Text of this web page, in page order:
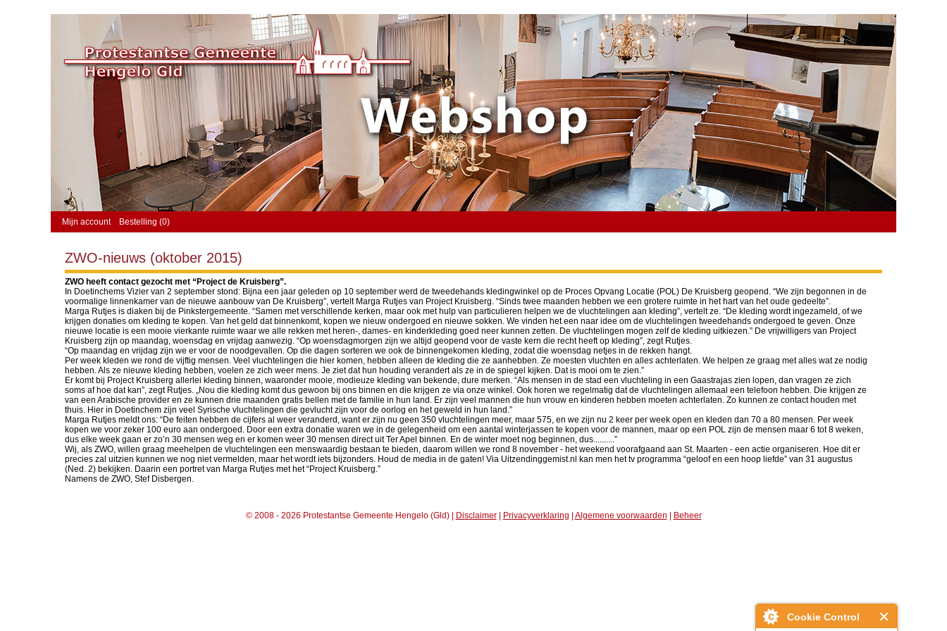
Cookie Control
Mijn account Bestelling (0)
ZWO-nieuws (oktober 2015)
ZWO heeft contact gezocht met “Project de Kruisberg”.
In Doetinchems Vizier van 2 september stond: Bijna een jaar geleden op 10 september werd de tweedehands kledingwinkel op de Proces Opvang Locatie (POL) De Kruisberg geopend. “We zijn begonnen in de
voormalige linnenkamer van de nieuwe aanbouw van De Kruisberg”, vertelt Marga Rutjes van Project Kruisberg. “Sinds twee maanden hebben we een grotere ruimte in het hart van het oude gedeelte”.
Marga Rutjes is diaken bij de Pinkstergemeente. “Samen met verschillende kerken, maar ook met hulp van particulieren helpen we de vluchtelingen aan kleding”, vertelt ze. “De kleding wordt ingezameld, of we
krijgen donaties om kleding te kopen. Van het geld dat binnenkomt, kopen we nieuw ondergoed en nieuwe sokken. We vinden het een naar idee om de vluchtelingen tweedehands ondergoed te geven. Onze
nieuwe locatie is een mooie vierkante ruimte waar we alle rekken met heren-, dames- en kinderkleding goed neer kunnen zetten. De vluchtelingen mogen zelf de kleding uitkiezen.” De vrijwilligers van Project
Kruisberg zijn op maandag, woensdag en vrijdag aanwezig. “Op woensdagmorgen zijn we altijd geopend voor de vaste kern die recht heeft op kleding”, zegt Rutjes.
“Op maandag en vrijdag zijn we er voor de noodgevallen. Op die dagen sorteren we ook de binnengekomen kleding, zodat die woensdag netjes in de rekken hangt.
Per week kleden we rond de vijftig mensen. Veel vluchtelingen die hier komen, hebben alleen de kleding die ze aanhebben. Ze moesten vluchten en alles achterlaten. We helpen ze graag met alles wat ze nodig
hebben. Als ze nieuwe kleding hebben, voelen ze zich weer mens. Je ziet dat hun houding verandert als ze in de spiegel kijken. Dat is mooi om te zien.”
Er komt bij Project Kruisberg allerlei kleding binnen, waaronder mooie, modieuze kleding van bekende, dure merken. “Als mensen in de stad een vluchteling in een Gaastrajas zien lopen, dan vragen ze zich
soms af hoe dat kan”, zegt Rutjes. „Nou die kleding komt dus gewoon bij ons binnen en die krijgen ze via onze winkel. Ook horen we regelmatig dat de vluchtelingen allemaal een telefoon hebben. Die krijgen ze
van een Arabische provider en ze kunnen drie maanden gratis bellen met de familie in hun land. Er zijn veel mannen die hun vrouw en kinderen hebben moeten achterlaten. Zo kunnen ze contact houden met
thuis. Hier in Doetinchem zijn veel Syrische vluchtelingen die gevlucht zijn voor de oorlog en het geweld in hun land.”
Marga Rutjes meldt ons: “De feiten hebben de cijfers al weer veranderd, want er zijn nu geen 350 vluchtelingen meer, maar 575, en we zijn nu 2 keer per week open en kleden dan 70 a 80 mensen. Per week
kopen we voor zeker 100 euro aan ondergoed. Door een extra donatie waren we in de gelegenheid om een aantal winterjassen te kopen voor de mannen, maar op een POL zijn de mensen maar 6 tot 8 weken,
dus elke week gaan er zo’n 30 mensen weg en er komen weer 30 mensen direct uit Ter Apel binnen. En de winter moet nog beginnen, dus..........”
Wij, als ZWO, willen graag meehelpen de vluchtelingen een menswaardig bestaan te bieden, daarom willen we rond 8 november - het weekend voorafgaand aan St. Maarten - een actie organiseren. Hoe dit er
precies zal uitzien kunnen we nog niet vermelden, maar het wordt iets bijzonders. Houd de media in de gaten! Via Uitzendinggemist.nl kan men het tv programma “geloof en een hoop liefde” van 31 augustus
(Ned. 2) bekijken. Daarin een portret van Marga Rutjes met het “Project Kruisberg.”
Namens de ZWO, Stef Disbergen.
© 2008 - 2026 Protestantse Gemeente Hengelo (Gld) | Disclaimer| Privacyverklaring Algemene voorwaarden Beheer